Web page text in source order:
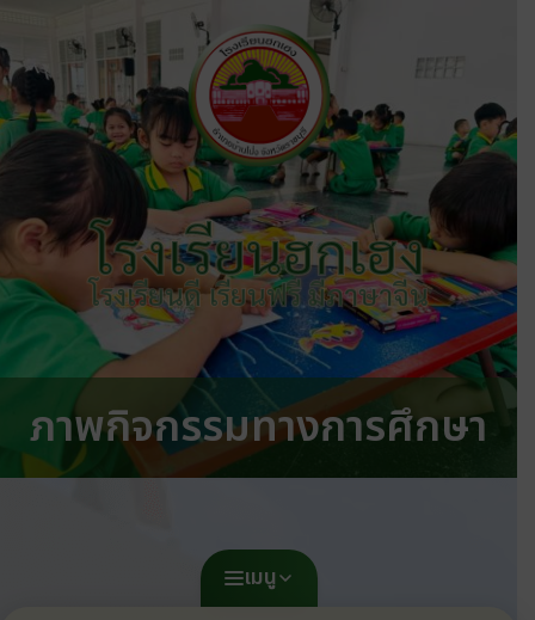
โรงเรียนฮกเฮง
โรงเรียนดี เรียนฟรี มีภาษาจีน
ภาพกิจกรรมทางการศึกษา
เมนู